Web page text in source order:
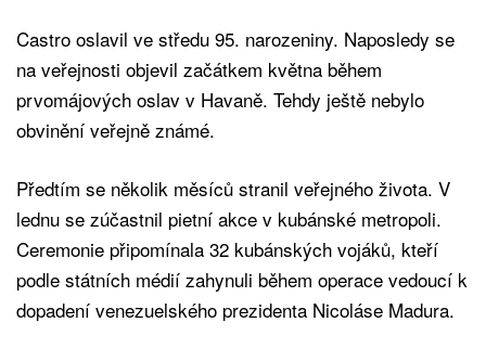
Castro oslavil ve středu 95. narozeniny. Naposledy se
na veřejnosti objevil začátkem května během
prvomájových oslav v Havaně. Tehdy ještě nebylo
obvinění veřejně známé.
Předtím se několik měsíců stranil veřejného života. V
lednu se zúčastnil pietní akce v kubánské metropoli.
Ceremonie připomínala 32 kubánských vojáků, kteří
podle státních médií zahynuli během operace vedoucí k
dopadení venezuelského prezidenta Nicoláse Madura.